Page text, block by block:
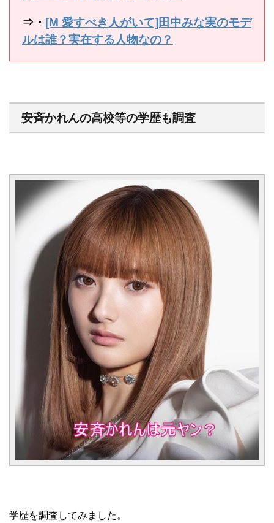
⇒・ [M 愛すべき人がいて]田中みな実のモデ
ルは誰？実在する人物なの？
安斉かれんの高校等の学歴も調査
学歴を調査してみました。